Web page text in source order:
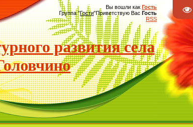
Вы вошли как Гость
Группа"Гости"Приветствую Вас Гость
RSS
развития села